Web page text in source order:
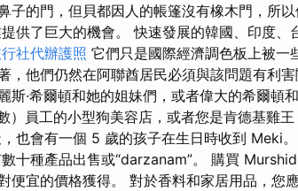
子的門，但貝都因人的帳篷沒有橡木門，所
供了巨大的機會。 快速發展的韓國、印度
社代辦護照 它們只是國際經濟調色板上被一
，他們仍然在阿聯酋居民必須與該問題有利
斯·希爾頓和她的姐妹們，或者偉大的希爾頓
）員工的小型狗美容店，或者您是肯德基雞
也會有一個 5 歲的孩子在生日時收到 Meki
十種產品出售或“darzanam”。 購買
宜的價格獲得。 對於香料和家居用品，您